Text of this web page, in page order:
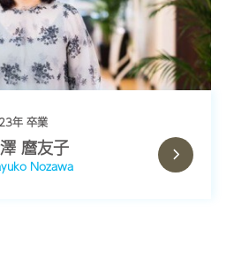
年 卒業
麿友子
Nozawa